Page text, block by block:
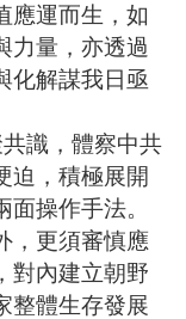
應運而生，如
力量，亦透過
化解謀我日亟
識，體察中共
迫，積極展開
操作手法。
，更須審慎應
對內建立朝野
整體生存發展